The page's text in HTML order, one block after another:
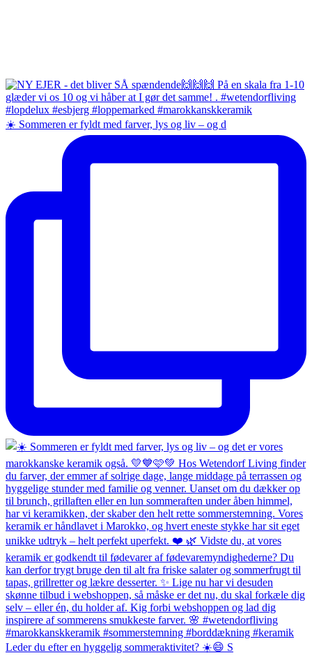
☀️ Sommeren er fyldt med farver, lys og liv – og d
Leder du efter en hyggelig sommeraktivitet? ☀️😄 S